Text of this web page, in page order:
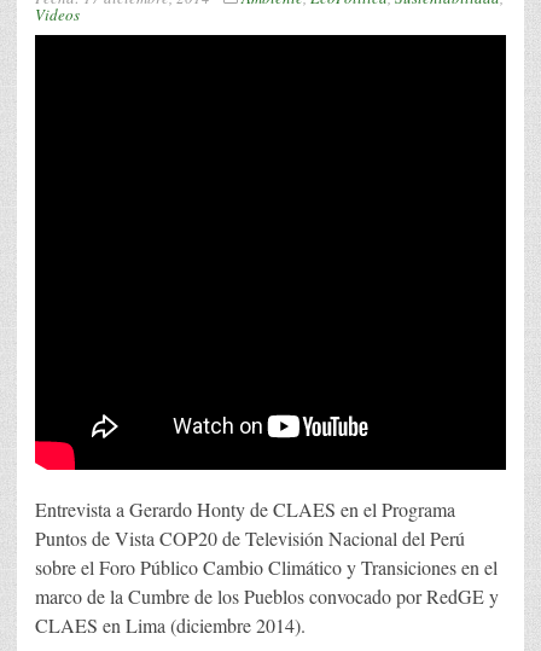
Videos
Entrevista a Gerardo Honty de CLAES en el Programa
Puntos de Vista COP20 de Televisión Nacional del Perú
sobre el Foro Público Cambio Climático y Transiciones en el
marco de la Cumbre de los Pueblos convocado por RedGE y
CLAES en Lima (diciembre 2014).